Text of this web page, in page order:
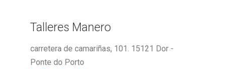
Talleres Manero
carretera de camariñas, 101. 15121 Dor -
Ponte do Porto